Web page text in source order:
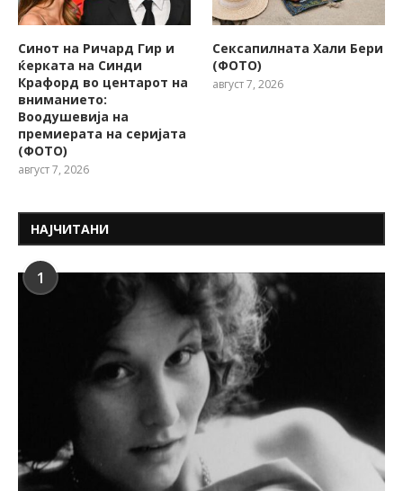
Синот на Ричард Гир и
ќерката на Синди
Крафорд во центарот на
вниманието:
Воодушевија на
премиерата на серијата
(ФОТО)
август 7, 2026
Сексапилната Хали Бери
(ФОТО)
август 7, 2026
НАЈЧИТАНИ
1